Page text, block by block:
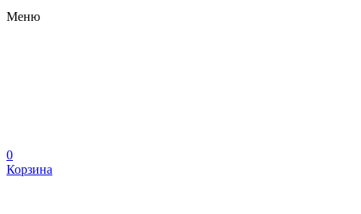
Меню
0
Корзина